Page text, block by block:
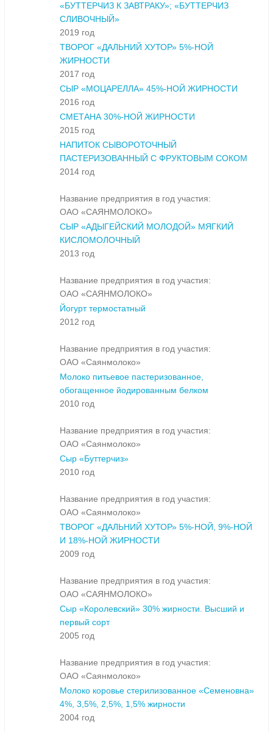
«БУТТЕРЧИЗ К ЗАВТРАКУ»; «БУТТЕРЧИЗ
СЛИВОЧНЫЙ»
2019 год
ТВОРОГ «ДАЛЬНИЙ ХУТОР» 5%-НОЙ
ЖИРНОСТИ
2017 год
СЫР «МОЦАРЕЛЛА» 45%-НОЙ ЖИРНОСТИ
2016 год
СМЕТАНА 30%-НОЙ ЖИРНОСТИ
2015 год
НАПИТОК СЫВОРОТОЧНЫЙ
ПАСТЕРИЗОВАННЫЙ С ФРУКТОВЫМ СОКОМ
2014 год
Название предприятия в год участия:
ОАО «САЯНМОЛОКО»
СЫР «АДЫГЕЙСКИЙ МОЛОДОЙ» МЯГКИЙ
КИСЛОМОЛОЧНЫЙ
2013 год
Название предприятия в год участия:
ОАО «САЯНМОЛОКО»
Йогурт термостатный
2012 год
Название предприятия в год участия:
ОАО «Саянмолоко»
Молоко питьевое пастеризованное,
обогащенное йодированным белком
2010 год
Название предприятия в год участия:
ОАО «Саянмолоко»
Сыр «Буттерчиз»
2010 год
Название предприятия в год участия:
ОАО «Саянмолоко»
ТВОРОГ «ДАЛЬНИЙ ХУТОР» 5%-НОЙ, 9%-НОЙ
И 18%-НОЙ ЖИРНОСТИ
2009 год
Название предприятия в год участия:
ОАО «САЯНМОЛОКО»
Сыр «Королевский» 30% жирности. Высший и
первый сорт
2005 год
Название предприятия в год участия:
ОАО «Саянмолоко»
Молоко коровье стерилизованное «Семеновна»
4%, 3,5%, 2,5%, 1,5% жирности
2004 год